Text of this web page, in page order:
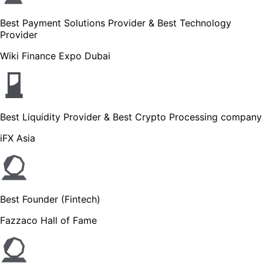
Best Payment Solutions Provider & Best Technology
Provider
Wiki Finance Expo Dubai
Best Liquidity Provider & Best Crypto Processing company
iFX Asia
Best Founder (Fintech)
Fazzaco Hall of Fame